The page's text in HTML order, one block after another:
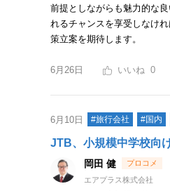
前提としながらも魅力的な
れるチャンスを享受しなけ
策立案を期待します。
6月26日
0
6月10日 #旅行会社 #国内
JTB、小規模中学校向
岡田 健
エアプラス株式会社